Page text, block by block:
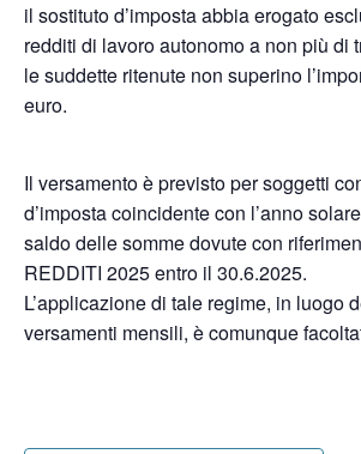
il sostituto d’imposta abbia erogato
redditi di lavoro autonomo a non più di
le suddette ritenute non superino
euro.
Il versamento è previsto per soggetti
d’imposta coincidente con l’anno
saldo delle somme dovute con
REDDITI 2025 entro il 30.6.2025.
L’applicazione di tale regime, in luogo
versamenti mensili, è comunque